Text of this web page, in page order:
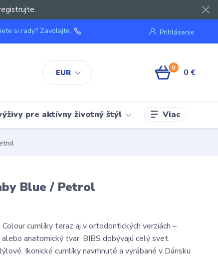
EUR
Prihlásenie
si rady? Zavolajte.
0 0 €
pre aktívny životný štýl Viac
Blue / Petrol
cumlíky teraz aj v ortodontických verziách –
anatomický tvar. BIBS dobývajú celý svet.
Ikonické cumlíky navrhnuté a vyrábané v Dánsku